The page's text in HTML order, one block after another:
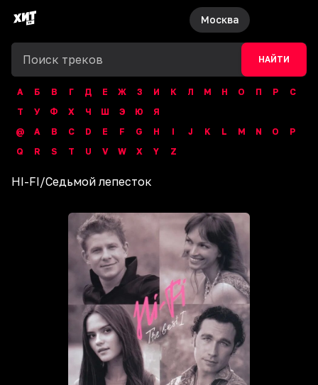
Москва
НАЙТИ
А Б В Г Д Е Ж З И К Л М Н О П Р
С
Т
У Ф Х Ч Ш Э Ю
Я
@
A B C D E F G H I J K L M N O
P
Q
R S T U V W X Y Z
HI-FI/Седьмой лепесток